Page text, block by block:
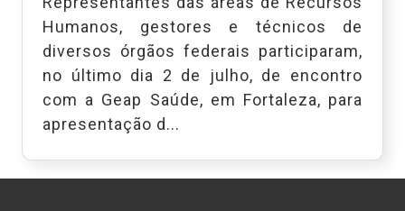
Humanos, gestores e técnicos de
diversos órgãos federais participaram,
no último dia 2 de julho, de encontro
com a Geap Saúde, em Fortaleza, para
apresentação d...